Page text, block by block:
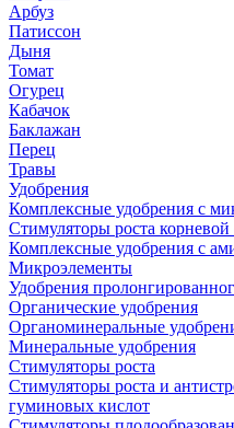
Арбуз
Патиссон
Дыня
Томат
Огурец
Кабачок
Баклажан
Перец
Травы
Удобрения
Комплексные удобрения с
Стимуляторы роста
Комплексные удобрения с
Микроэлементы
Удобрения
Органические удобрения
Органоминеральные
Минеральные удобрения
Стимуляторы роста
Стимуляторы роста и
гуминовых кислот